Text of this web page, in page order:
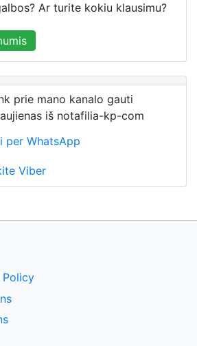
Ar turite kokiu klausimu?
prie mano kanalo gauti
iš notafilia-kp-com
per WhatsApp
Viber
Policy